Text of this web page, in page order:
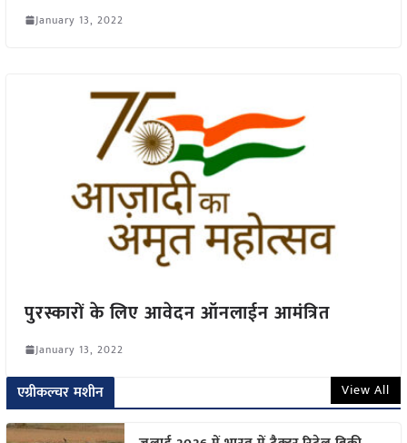
January 13, 2022
पुरस्कारों के लिए आवेदन ऑनलाईन आमंत्रित
January 13, 2022
एग्रीकल्चर मशीन View All